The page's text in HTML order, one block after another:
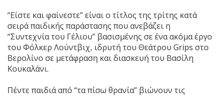
“Είστε και φαίνεστε” είναι ο τίτλος της τρίτης κατά
σειρά παιδικής παράστασης που ανεβάζει η
“Συντεχνία του Γέλιου” βασισμένης σε ένα ακόμα έργο
του Φόλκερ Λούντβιχ, ιδρυτή του Θεάτρου Grips στο
Βερολίνο σε μετάφραση και διασκευή του Βασίλη
Κουκαλάνι.
Πέντε παιδιά από “τα πίσω θρανία” βιώνουν τις